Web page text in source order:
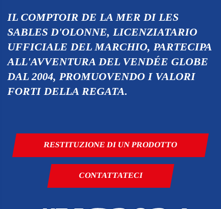
IL COMPTOIR DE LA MER DI LES
SABLES D'OLONNE, LICENZIATARIO
UFFICIALE DEL MARCHIO, PARTECIPA
ALL'AVVENTURA DEL VENDÉE GLOBE
DAL 2004, PROMUOVENDO I VALORI
FORTI DELLA REGATA.
RESTITUZIONE DI UN PRODOTTO
CONTATTATECI